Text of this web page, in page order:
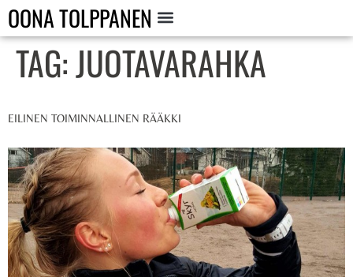
OONA TOLPPANEN
TAG:JUOTAVARAHKA
EILINEN TOIMINNALLINEN RÄÄKKI